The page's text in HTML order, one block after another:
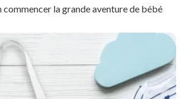
commencer la grande aventure de bébé